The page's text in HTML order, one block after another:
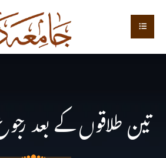
تین طلاقوں کے بعد